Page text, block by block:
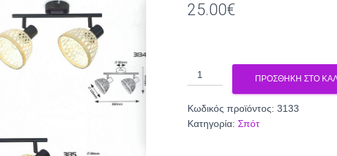
25.00€
σποτάκια
3133
ΠΡΟΣΘΉΚΗ ΣΤΟ
Κωδικός προϊόντος: 3133
Κατηγορία: Σπότ